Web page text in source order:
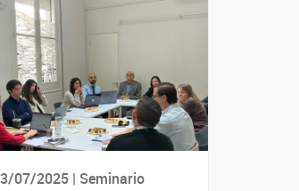
07/2025 | Seminario